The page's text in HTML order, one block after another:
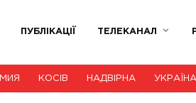
ПУБЛІКАЦІЇ ТЕЛЕКАНАЛ
КОСІВ НАДВІРНА УКРАЇНА